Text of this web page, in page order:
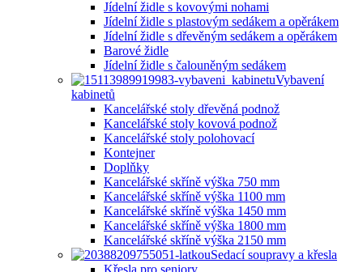
Jídelní židle s kovovými nohami
Jídelní židle s plastovým sedákem a opěrákem
Jídelní židle s dřevěným sedákem a opěrákem
Barové židle
Jídelní židle s čalouněným sedákem
Vybavení
kabinetů
Kancelářské stoly dřevěná podnož
Kancelářské stoly kovová podnož
Kancelářské stoly polohovací
Kontejner
Doplňky
Kancelářské skříně výška 750 mm
Kancelářské skříně výška 1100 mm
Kancelářské skříně výška 1450 mm
Kancelářské skříně výška 1800 mm
Kancelářské skříně výška 2150 mm
Sedací soupravy a křesla
Křesla pro seniory